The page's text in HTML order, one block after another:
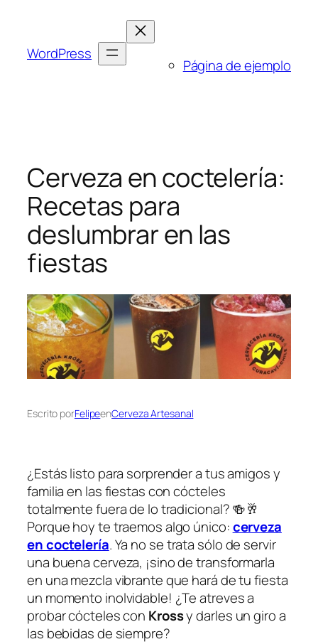
contenido
WordPress
Página de ejemplo
Cerveza en coctelería:
Recetas para
deslumbrar en las
fiestas
Escrito porFelipeenCerveza Artesanal
¿Estás listo para sorprender a tus amigos y
familia en las fiestas con cócteles
totalmente fuera de lo tradicional? 🍻🥂
Porque hoy te traemos algo único:cerveza
en coctelería. Ya no se trata sólo de servir
una buena cerveza, ¡sino de transformarla
en una mezcla vibrante que hará de tu fiesta
un momento inolvidable! ¿Te atreves a
probar cócteles con Krossy darles un giro a
las bebidas de siempre?